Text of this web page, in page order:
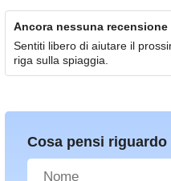
Ancora nessuna
Sentiti libero di aiutare il
riga sulla spiaggia.
Cosa pensi